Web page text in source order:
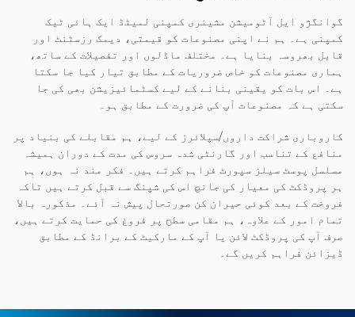
گوانگژو ایل آٹومیشن مشینری کمپنی لمیٹڈ ایک ہائی ٹیک
کمپنی ہے۔ ہم نے اپنی مصنوعات کو قیمتی، دیمک رزسٹنٹ اور
قابل بھروسہ بنایا ہے۔ مختلف ماڈلوں اور تفصیلات کے ساتھ،
ہماری مصنوعات کو خاص ضروریات کے مطابق تیار کیا جا سکتا
ہے۔ اس بات کو یقینی بنانے کے لیے کسٹمائیزیشن بھی کی جا
سکتی ہے کہ مصنوعات آپ کی ضرورت کے مطابق ہو۔
کاروباری شراکت داروں/سپلائرز کے لیے، ہم مقابلے کی بنیاد پر
منافع کے تناسب اور گارنٹی شدہ سروس کی مدت کے دوران ہمیشہ
مسلسل پوسٹ سیلز سپورٹ فراہم کرتے ہیں۔ فکر مند نہ ہوں، ہم
ہر پروڈکٹ کی معیار کی جانچ اس کی شپنگ سے قبل کرتے ہیں تاکہ
فروخت کے بعد کوئی حیران کن صورتحال پیش نہ آئے۔ مذکورہ بالا
تمام امور کے علاوہ، ہم مقامی سطح پر فروغ کی حمایت کرتے ہیں،
صرف آپ کی پروڈکٹ لائن یا آپ کے مارکیٹ کے برانڈ کے مطابق
ڈیزائن فراہم کریں گے۔